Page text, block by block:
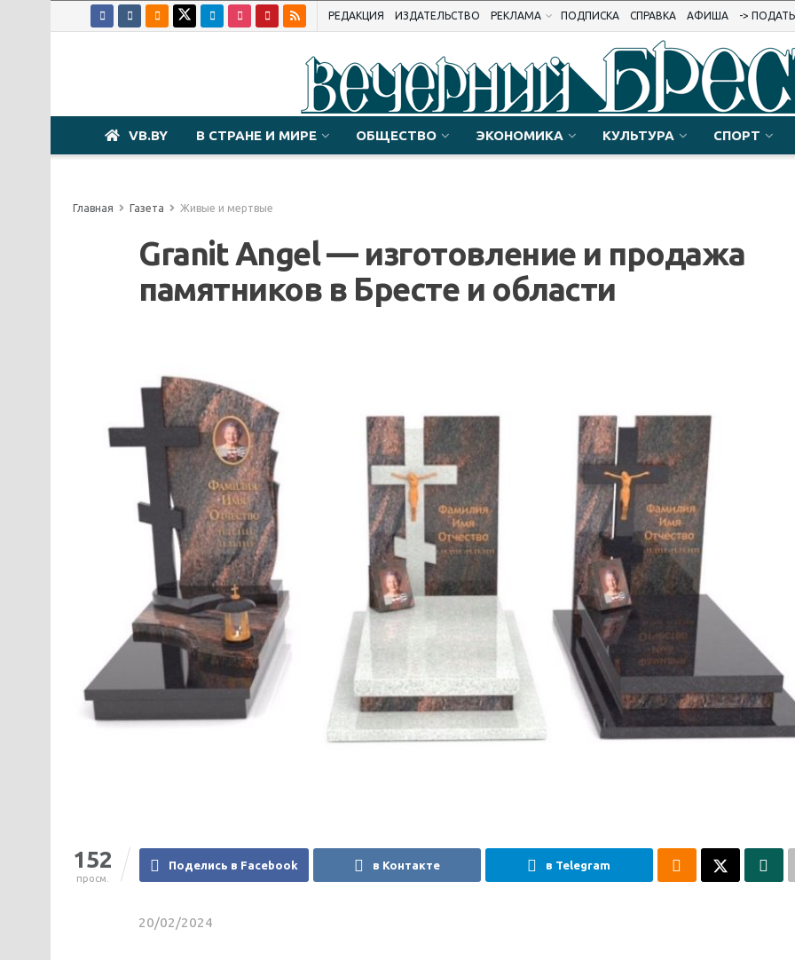
РЕДАКЦИЯ ИЗДАТЕЛЬСТВО РЕКЛАМА ПОДПИСКА СПРАВКА АФИША ->
VB.BY В СТРАНЕ И МИРЕ ОБЩЕСТВО ЭКОНОМИКА КУЛЬТУРА СПОРТ
Главная Газета Живые и мертвые
Granit Angel — изготовление и продажа
памятников в Бресте и области
152
просм.
Поделись в Facebook в Контакте в Telegram
20/02/2024